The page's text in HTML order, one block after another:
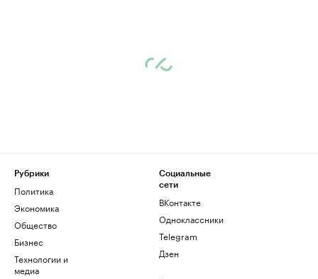
Рубрики
Политика
Экономика
Общество
Бизнес
Технологии и
медиа
Социальные
сети
ВКонтакте
Одноклассники
Telegram
Дзен